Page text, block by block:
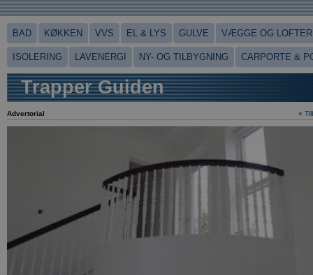
BAD KØKKEN VVS EL & LYS GULVE VÆGGE OG LOFTER
ISOLERING LAVENERGI NY- OG TILBYGNING CARPORTE &
Trapper Guiden
«
Advertorial